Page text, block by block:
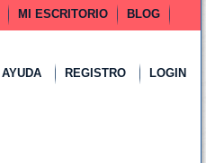
MI ESCRITORIO
BLOG
AYUDA REGISTRO LOGIN